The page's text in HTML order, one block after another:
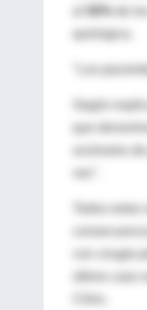
de
quirúrgica.
"Los
Según
acúmulos
Todos
con cirugía
último caso